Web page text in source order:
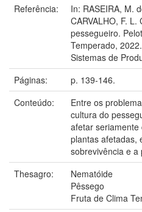
Referência:
In: RASEIRA, M.
CARVALHO, F.
pessegueiro.
Temperado,
Sistemas de
Páginas:
p. 139-146.
Conteúdo:
Entre os
cultura do
afetar
plantas afetadas,
sobrevivência e a
Thesagro:
Nematóide
Pêssego
Fruta de Clima